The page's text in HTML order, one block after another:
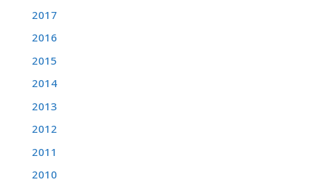
2017
2016
2015
2014
2013
2012
2011
2010